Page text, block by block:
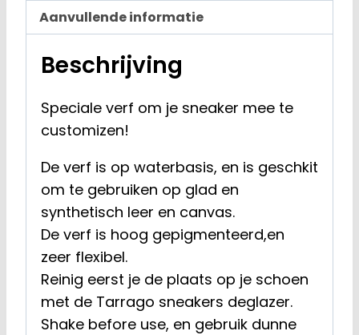
Aanvullende informatie
Beschrijving
Speciale verf om je sneaker mee te
customizen!
De verf is op waterbasis, en is geschkit
om te gebruiken op glad en
synthetisch leer en canvas.
De verf is hoog gepigmenteerd,en
zeer flexibel.
Reinig eerst je de plaats op je schoen
met de Tarrago sneakers deglazer.
Shake before use, en gebruik dunne